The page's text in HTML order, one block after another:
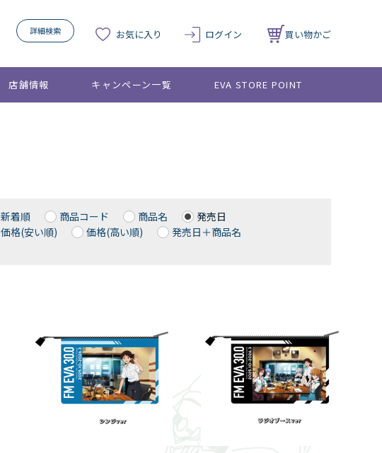
詳細検索 お気に入り ログイン 買い物かご
店舗情報 キャンペーン一覧 EVA STORE POINT
新着順 商品コード 商品名
発売日
価格(安い順)
価格(高い順) 発売日＋商品名